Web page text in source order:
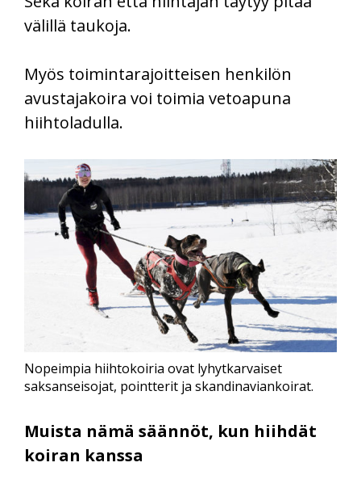
välillä taukoja.
Myös toimintarajoitteisen henkilön
avustajakoira voi toimia vetoapuna
hiihtoladulla.
Nopeimpia hiihtokoiria ovat lyhytkarvaiset
saksanseisojat, pointterit ja skandinaviankoirat.
Muista nämä säännöt, kun hiihdät
koiran kanssa